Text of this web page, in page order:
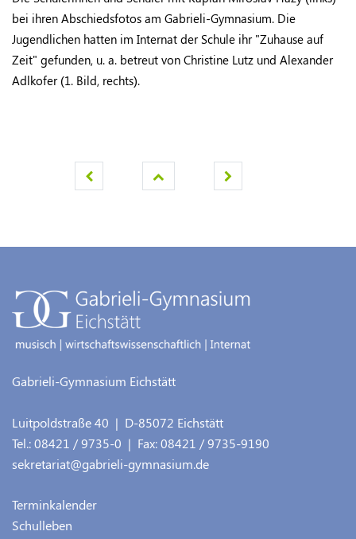
bei ihren Abschiedsfotos am Gabrieli-Gymnasium. Die
Jugendlichen hatten im Internat der Schule ihr "Zuhause auf
Zeit" gefunden, u. a. betreut von Christine Lutz und Alexander
Adlkofer (1. Bild, rechts).
Gabrieli-Gymnasium Eichstätt
Luitpoldstraße 40 | D-85072 Eichstätt
Tel.:08421 / 9735-0 | Fax:08421 / 9735-9190
sekretariat@gabrieli-gymnasium.de
Terminkalender
Schulleben